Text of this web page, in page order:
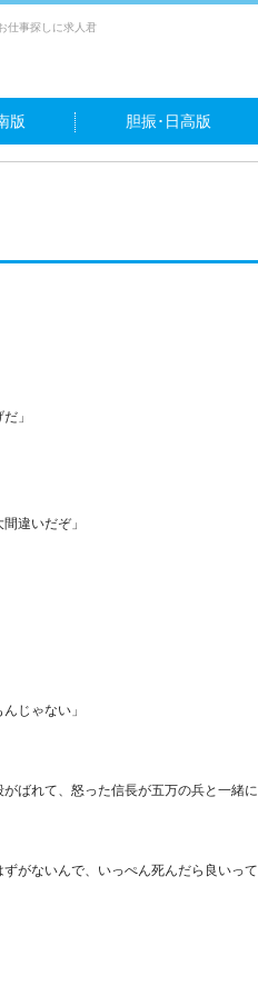
仕事探しに求人君
版 胆振･日高版
」
違いだぞ」
じゃない」
ばれて、怒った信長が五万の兵と一緒に
がないんで、いっぺん死んだら良いって